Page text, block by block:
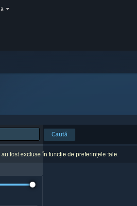
Caută
fost excluse în funcție de preferințele tale.